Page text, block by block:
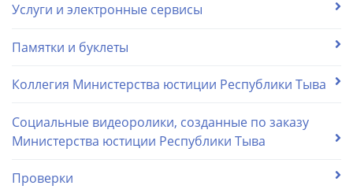
Услуги и электронные сервисы
Памятки и буклеты
Коллегия Министерства юстиции Республики Тыва
Социальные видеоролики, созданные по заказу
Министерства юстиции Республики Тыва
Проверки